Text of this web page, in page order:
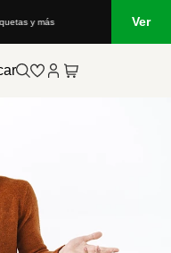
y más Ver